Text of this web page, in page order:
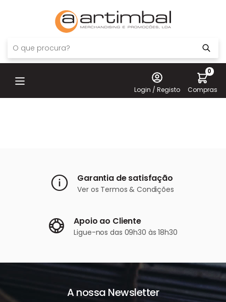
Login / Registo
0
Compras
Garantia de satisfação
Ver os Termos & Condições
Apoio ao Cliente
Ligue-nos das 09h30 às 18h30
A nossa Newsletter